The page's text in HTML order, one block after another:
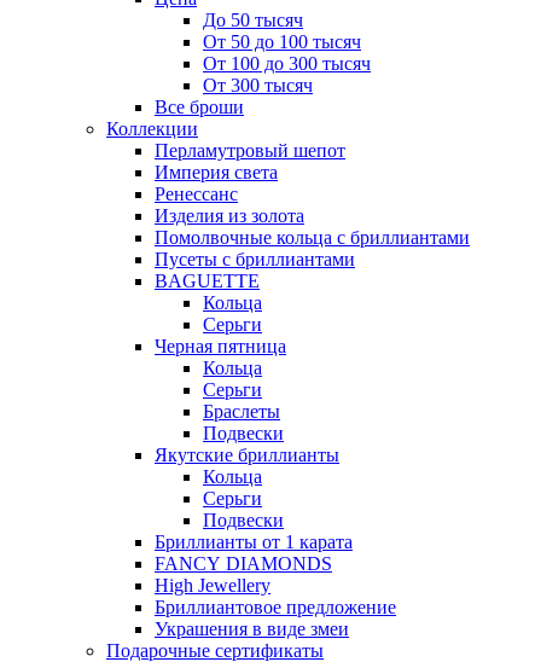
До 50 тысяч
От 50 до 100 тысяч
От 100 до 300 тысяч
От 300 тысяч
Все броши
Коллекции
Перламутровый шепот
Империя света
Ренессанс
Изделия из золота
Помолвочные кольца с бриллиантами
Пусеты с бриллиантами
BAGUETTE
Кольца
Серьги
Черная пятница
Кольца
Серьги
Браслеты
Подвески
Якутские бриллианты
Кольца
Серьги
Подвески
Бриллианты от 1 карата
FANCY DIAMONDS
High Jewellery
Бриллиантовое предложение
Украшения в виде змеи
Подарочные сертификаты